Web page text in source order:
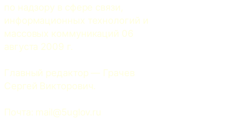
по надзору в сфере связи,
информационных технологий и
массовых коммуникаций 06
августа 2009 г.
Главный редактор — Грачев
Сергей Викторович.
Почта: mail@5uglov.ru